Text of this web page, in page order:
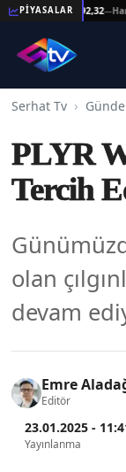
PİYASALAR
Altın44.092,32—Hamit
Serhat Tv
PLYR
Tercih
olan
devam
Emre
Editör
23.01.2025 -
Yayınlanma